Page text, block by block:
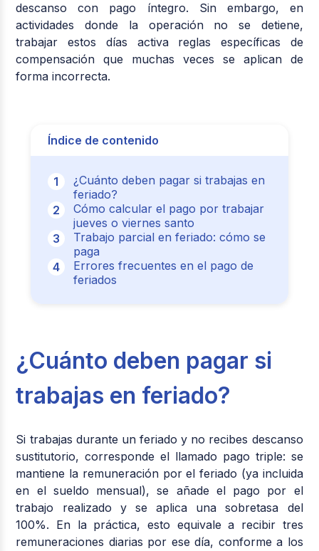
descanso con pago íntegro. Sin embargo, en
actividades donde la operación no se detiene,
trabajar estos días activa reglas específicas de
compensación que muchas veces se aplican de
forma incorrecta.
Índice de contenido
¿Cuánto deben pagar si trabajas en
feriado?
Cómo calcular el pago por trabajar
jueves o viernes santo
Trabajo parcial en feriado: cómo se
paga
Errores frecuentes en el pago de
feriados
¿Cuánto deben pagar si
trabajas en feriado?
Si trabajas durante un feriado y no recibes descanso
sustitutorio, corresponde el llamado pago triple: se
mantiene la remuneración por el feriado (ya incluida
en el sueldo mensual), se añade el pago por el
trabajo realizado y se aplica una sobretasa del
100%. En la práctica, esto equivale a recibir tres
remuneraciones diarias por ese día, conforme a los